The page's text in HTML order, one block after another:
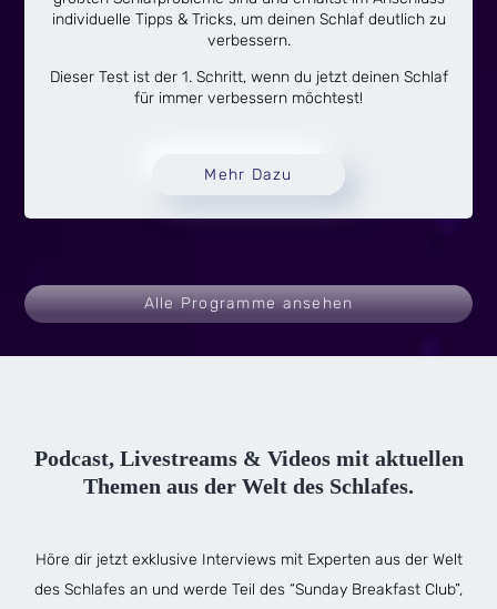
individuelle Tipps & Tricks, um deinen Schlaf deutlich zu
verbessern.
Dieser Test ist der 1. Schritt, wenn du jetzt deinen Schlaf
für immer verbessern möchtest!
Mehr Dazu
Alle Programme ansehen
Podcast, Livestreams & Videos mit aktuellen
Themen aus der Welt des Schlafes.
Höre dir jetzt exklusive Interviews mit Experten aus der Welt
des Schlafes an und werde Teil des “Sunday Breakfast Club”,